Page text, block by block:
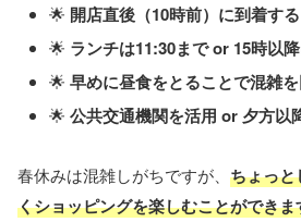
🌟 開店直後（10時前）に到着する
🌟 ランチは11:30まで or 15時以
🌟 早めに昼食をとることで混雑
🌟 公共交通機関を活用 or 夕方以
春休みは混雑しがちですが、 ちょっと
くショッピングを楽しむことができま